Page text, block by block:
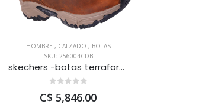
HOMBRE , CALZADO , BOTAS
SKU: 256004CDB
skechers -botas terraform para hombre
C$ 5,846.00